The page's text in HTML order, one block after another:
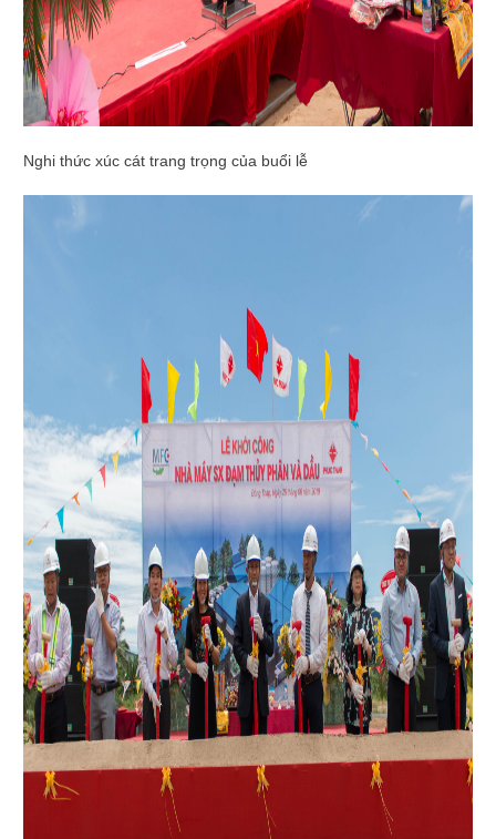
Nghi thức xúc cát trang trọng của buổi lễ